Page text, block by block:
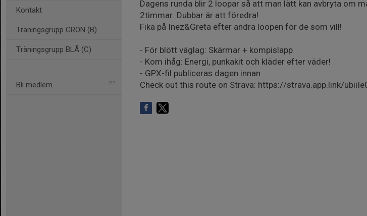
Kontakt
Träningsgrupp GRÖN (B)
Träningsgrupp BLÅ (C)
Bli medlem
Dagens runda blir 2 loopar så att man lätt kan avbryta om
2timmar. Dubbar är att föredra!
Fika på Inez&Greta efter andra loopen för de som vill!
- För blött väglag: Skärmar + kompislapp
- Kom ihåg: Energi, punkakit och kläder efter väder!
- GPX-fil publiceras dagen innan
Check out this route on Strava: https://strava.app.link/